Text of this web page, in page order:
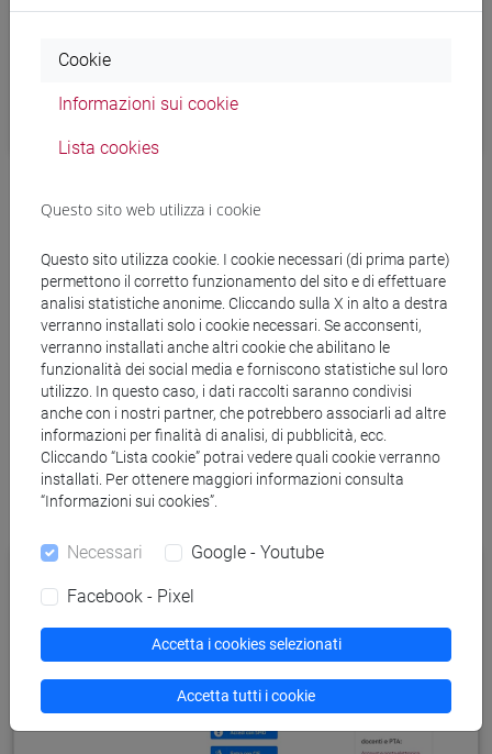
4. Effettua il login
Passare, quindi, alla finestra del browser e inserire le proprie
credenziali Ca’ Foscariper dare l’autorizzazione a eduVPN.
Una volta effettuata l’autenticazione, unavvisoinforma
della buona riuscita dell’operazione e invita a chiudere la
Cookie
Informazioni sui cookie
Lista cookies
Questo sito web utilizza i cookie
Questo sito utilizza cookie. I cookie necessari (di prima parte)
permettono il corretto funzionamento del sito e di effettuare
analisi statistiche anonime. Cliccando sulla X in alto a destra
verranno installati solo i cookie necessari. Se acconsenti,
verranno installati anche altri cookie che abilitano le
funzionalità dei social media e forniscono statistiche sul loro
utilizzo. In questo caso, i dati raccolti saranno condivisi
anche con i nostri partner, che potrebbero associarli ad altre
informazioni per finalità di analisi, di pubblicità, ecc.
Cliccando “Lista cookie” potrai vedere quali cookie verranno
installati. Per ottenere maggiori informazioni consulta
“Informazioni sui cookies”.
Necessari Google - Youtube
Facebook - Pixel
Accetta i cookies selezionati
Accetta tutti i cookie